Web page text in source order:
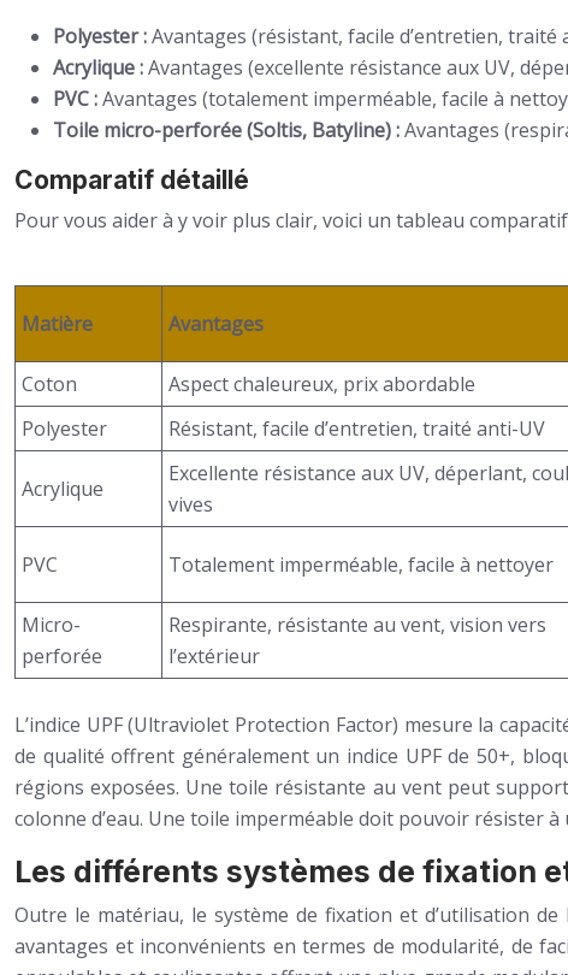
Polyester :Avantages (résistant, facile d’entretien,
Acrylique :Avantages (excellente résistance aux UV,
PVC :Avantages (totalement imperméable, facile à
Toile micro-perforée (Soltis, Batyline) :Avantages
Comparatif détaillé
Pour vous aider à y voir plus clair, voici un tableau
Matière Avantages
Coton
Aspect chaleureux, prix abordable
Polyester
Résistant, facile d’entretien, traité anti-UV
Acrylique
Excellente résistance aux UV, déperlant,
vives
PVC Totalement imperméable, facile à nettoyer
Micro-
perforée
Respirante, résistante au vent, vision vers
l’extérieur
L’indice UPF (Ultraviolet Protection Factor) mesure la
de qualité offrent généralement un indice UPF de 50+,
régions exposées. Une toile résistante au vent peut
colonne d’eau. Une toile imperméable doit pouvoir résister
Les différents systèmes de fixation
Outre le matériau, le système de fixation et d’utilisation
avantages et inconvénients en termes de modularité, de